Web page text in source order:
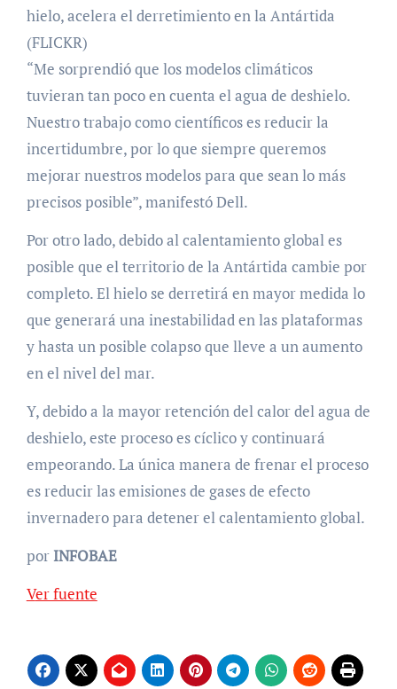
hielo, acelera el derretimiento en la Antártida
(FLICKR)
“Me sorprendió que los modelos climáticos
tuvieran tan poco en cuenta el agua de deshielo.
Nuestro trabajo como científicos es reducir la
incertidumbre, por lo que siempre queremos
mejorar nuestros modelos para que sean lo más
precisos posible”, manifestó Dell.
Por otro lado, debido al calentamiento global es
posible que el territorio de la Antártida cambie por
completo. El hielo se derretirá en mayor medida lo
que generará una inestabilidad en las plataformas
y hasta un posible colapso que lleve a un aumento
en el nivel del mar.
Y, debido a la mayor retención del calor del agua de
deshielo, este proceso es cíclico y continuará
empeorando. La única manera de frenar el proceso
es reducir las emisiones de gases de efecto
invernadero para detener el calentamiento global.
porINFOBAE
Ver fuente